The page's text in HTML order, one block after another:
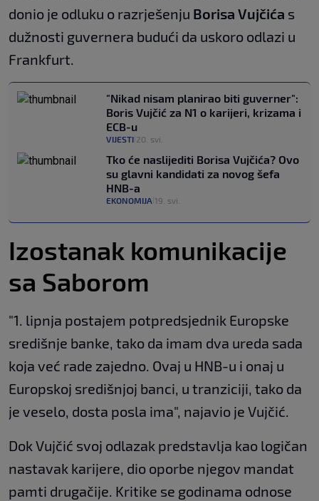
donio je odluku o razrješenju Borisa Vujčića s
dužnosti guvernera budući da uskoro odlazi u
Frankfurt.
"Nikad nisam planirao biti guverner":
Boris Vujčić za N1 o karijeri, krizama i
ECB-u
VIJESTI 20. svi.
Tko će naslijediti Borisa Vujčića? Ovo
su glavni kandidati za novog šefa
HNB-a
EKONOMIJA 19. svi.
Izostanak komunikacije
sa Saborom
"1. lipnja postajem potpredsjednik Europske
središnje banke, tako da imam dva ureda sada
koja već rade zajedno. Ovaj u HNB-u i onaj u
Europskoj središnjoj banci, u tranziciji, tako da
je veselo, dosta posla ima", najavio je Vujčić.
Dok Vujčić svoj odlazak predstavlja kao logičan
nastavak karijere, dio oporbe njegov mandat
pamti drugačije. Kritike se godinama odnose